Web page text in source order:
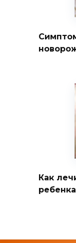
Как
ребенка